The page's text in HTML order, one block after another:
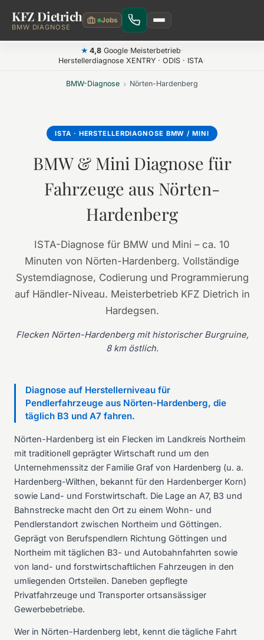
Zum Hauptinhalt springen
KFZ Dietrich
BMW DIAGNOSE
★ 4,8Google·Meisterbetrieb·
Herstellerdiagnose XENTRY · ODIS · ISTA·
BMW-Diagnose › Nörten-Hardenberg
ISTA · HERSTELLERDIAGNOSE BMW / MINI
BMW & Mini Diagnose für
Fahrzeuge aus Nörten-
Hardenberg
ISTA-Diagnose für BMW und Mini – ca. 10
Minuten von Nörten-Hardenberg. Vollständige
Systemdiagnose, Codierung und Programmierung
auf Händler-Niveau. Meisterbetrieb KFZ Dietrich in
Hardegsen.
Flecken Nörten-Hardenberg mit historischer Burgruine,
8 km östlich.
Diagnose auf Herstellerniveau für
Pendlerfahrzeuge aus Nörten-Hardenberg, die
täglich B3 und A7 fahren.
Nörten-Hardenberg ist ein Flecken im Landkreis Northeim
mit traditionell geprägter Wirtschaft rund um den
Unternehmenssitz der Familie Graf von Hardenberg (u. a.
Hardenberg-Wilthen, bekannt für den Hardenberger Korn)
sowie Land- und Forstwirtschaft. Die Lage an A7, B3 und
Bahnstrecke macht den Ort zu einem Wohn- und
Pendlerstandort zwischen Northeim und Göttingen.
Geprägt von Berufspendlern Richtung Göttingen und
Northeim mit täglichen B3- und Autobahnfahrten sowie
von land- und forstwirtschaftlichen Fahrzeugen in den
umliegenden Ortsteilen. Daneben gepflegte
Privatfahrzeuge und Transporter ortsansässiger
Gewerbebetriebe.
Wer in Nörten-Hardenberg lebt, kennt die tägliche Fahrt